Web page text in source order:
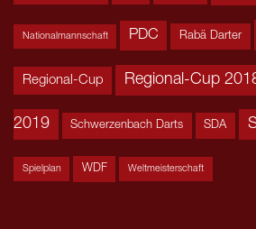
Nationalmannschaft PDC Rabä Darter
Regional-Cup Regional-Cup
2019 Schwerzenbach Darts SDA
Spielplan WDF Weltmeisterschaft